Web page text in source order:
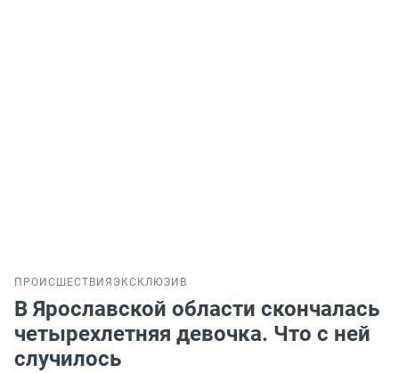
ПРОИСШЕСТВИЯ ЭКСКЛЮЗИВ
В Ярославской области скончалась
четырехлетняя девочка. Что с ней
случилось